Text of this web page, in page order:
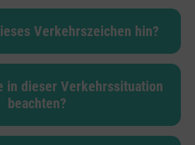
Verkehrszeichen hin?
in dieser Verkehrssituation
beachten?